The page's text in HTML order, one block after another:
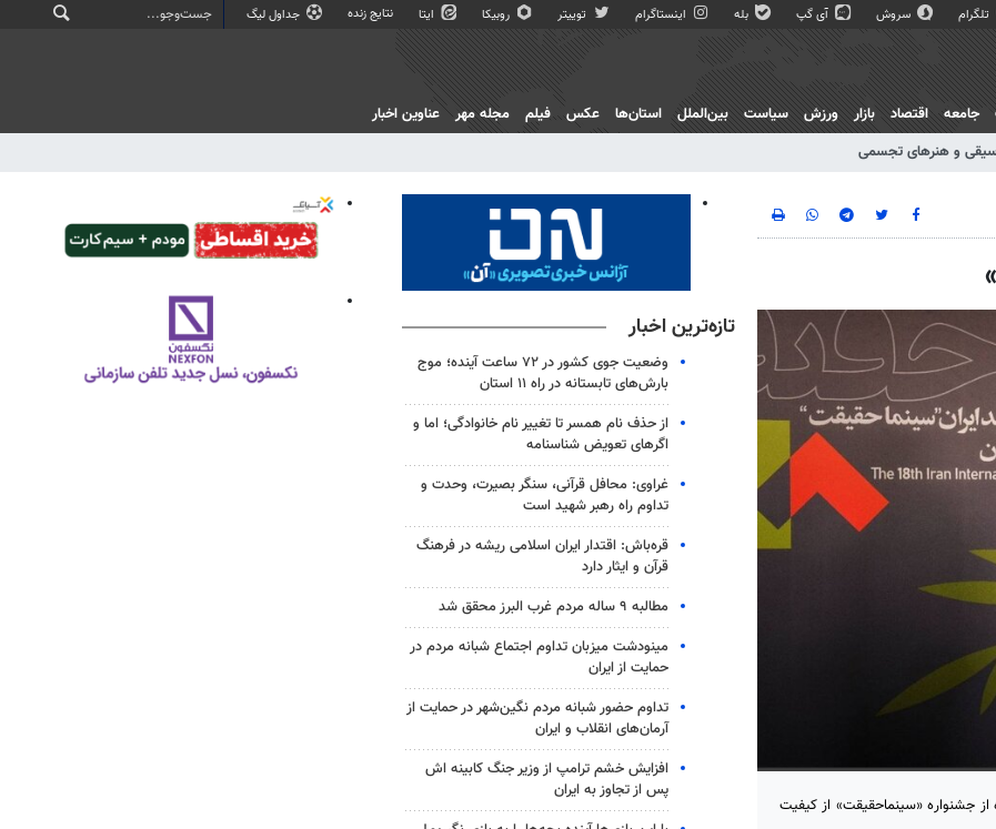
تلگرام سروش آی گپ بله اینستاگرام توییتر روبیکا ایتا نتایج زنده جداول لیگ
و هنرهای تجسمی
جامعه اقتصاد بازار ورزش سیاست بین‌الملل استان‌ها عکس فیلم مجله مهر عناوین اخبار
جشنواره «سینماحقیقت» از کیفیت
تازه‌ترین اخبار
وضعیت جوی کشور در ۷۲ ساعت آینده؛ موج
بارش‌های تابستانه در راه ۱۱ استان
از حذف نام همسر تا تغییر نام خانوادگی؛ اما و
اگرهای تعویض شناسنامه
غراوی: محافل قرآنی، سنگر بصیرت، وحدت و
تداوم راه رهبر شهید است
قره‌باش: اقتدار ایران اسلامی ریشه در فرهنگ
قرآن و ایثار دارد
مطالبه ۹ ساله مردم غرب البرز محقق شد
مینودشت میزبان تداوم اجتماع شبانه مردم در
حمایت از ایران
تداوم حضور شبانه مردم نگین‌شهر در حمایت از
آرمان‌های انقلاب و ایران
افزایش خشم ترامپ از وزیر جنگ کابینه اش
پس از تجاوز به ایران